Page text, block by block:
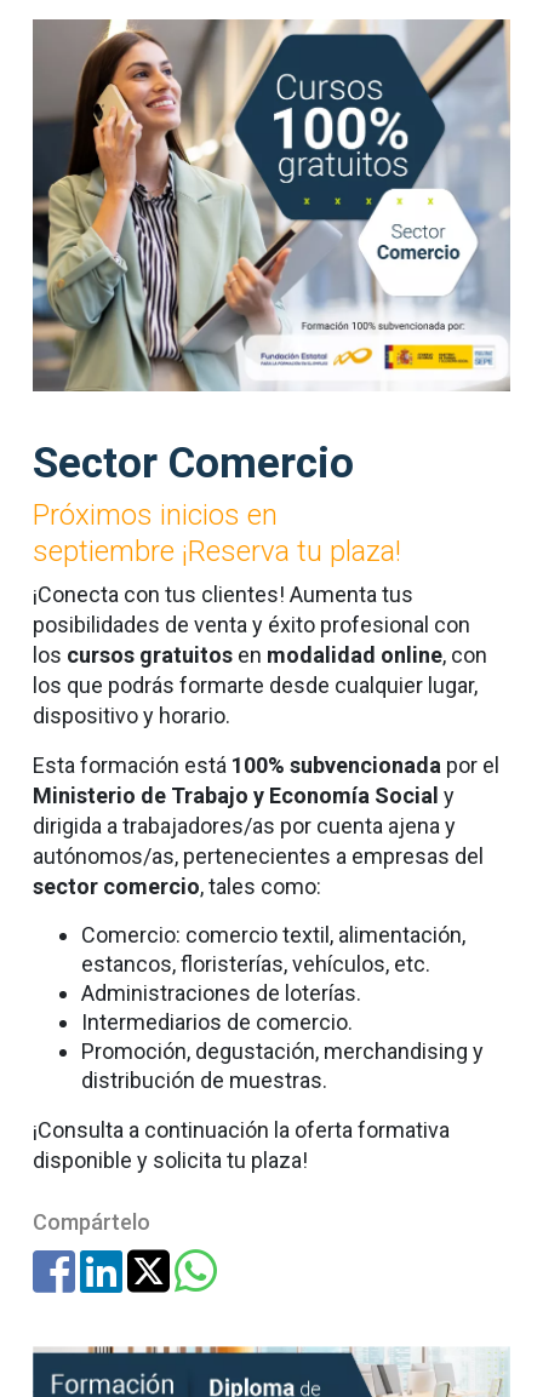
Sector Comercio
Próximos inicios en
septiembre ¡Reserva tu plaza!
¡Conecta con tus clientes! Aumenta tus
posibilidades de venta y éxito profesional con
los cursos gratuitosen modalidad online, con
los que podrás formarte desde cualquier lugar,
dispositivo y horario.
Esta formación está 100% subvencionada por el
Ministerio de Trabajo y Economía Social y
dirigida a trabajadores/as por cuenta ajena y
autónomos/as, pertenecientes a empresas del
sector comercio, tales como:
Comercio: comercio textil, alimentación,
estancos, floristerías, vehículos, etc.
Administraciones de loterías.
Intermediarios de comercio.
Promoción, degustación, merchandising y
distribución de muestras.
¡Consulta a continuación la oferta formativa
disponible y solicita tu plaza!
Compártelo